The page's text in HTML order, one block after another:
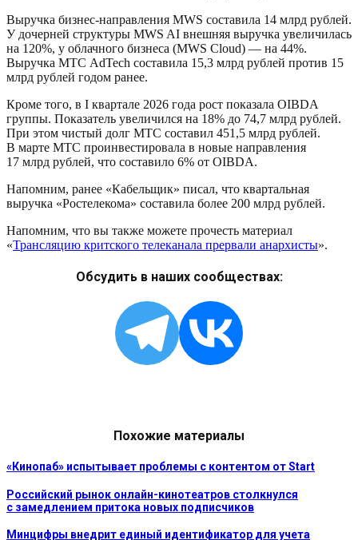
Выручка бизнес-направления MWS составила 14 млрд рублей.
У дочерней структуры MWS AI внешняя выручка увеличилась
на 120%, у облачного бизнеса (MWS Cloud) — на 44%.
Выручка МТС AdTech составила 15,3 млрд рублей против 15
млрд рублей годом ранее.
Кроме того, в I квартале 2026 года рост показала OIBDA
группы. Показатель увеличился на 18% до 74,7 млрд рублей.
При этом чистый долг МТС составил 451,5 млрд рублей.
В марте МТС проинвестировала в новые направления
17 млрд рублей, что составило 6% от OIBDA.
Напомним, ранее «Кабельщик» писал, что квартальная
выручка «Ростелекома» составила более 200 млрд рублей.
Напомним, что вы также можете прочесть материал
«Трансляцию критского телеканала прервали анархисты».
Обсудить в наших сообществах:
Похожие материалы
«Кинопаб» испытывает проблемы с контентом от Start
Российский рынок онлайн-кинотеатров столкнулся
с замедлением притока новых подписчиков
Минцифры внедрит единый идентификатор для учета